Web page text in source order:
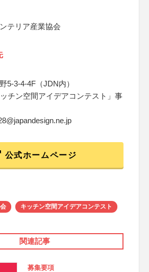
テリア産業協会
5-3-4-4F（JDN内）
ッチン空間アイデアコンテスト」事
公式ホームページ
キッチン空間アイデアコンテスト
関連記事
募集要項